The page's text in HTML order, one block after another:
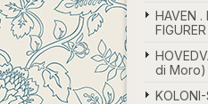
HAVEN .
FIGURER
di Moro)